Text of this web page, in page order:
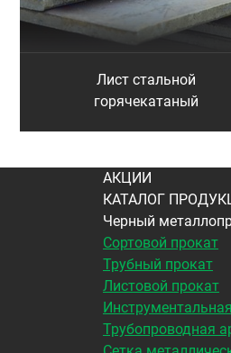
Лист стальной
горячекатаный
АКЦИИ
КАТАЛОГ
Черный
Сортовой прокат
Трубный прокат
Листовой прокат
Трубопроводная